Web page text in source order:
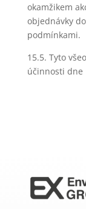
okamžikem
objednávky
podmínkami.
15.5. Tyto
účinnosti dne